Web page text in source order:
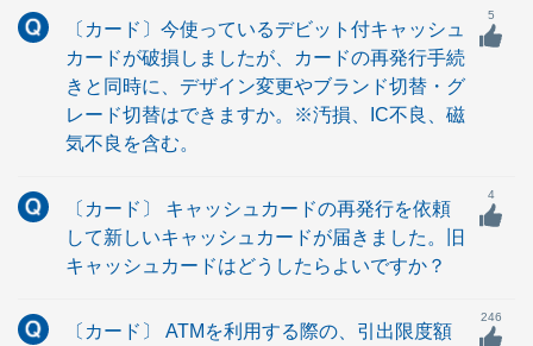
〔カード〕今使っているデビット付キャッシュ
カードが破損しましたが、カードの再発行手続
きと同時に、デザイン変更やブランド切替・グ
レード切替はできますか。※汚損、IC不良、磁
気不良を含む。
5
〔カード〕 キャッシュカードの再発行を依頼
して新しいキャッシュカードが届きました。旧
キャッシュカードはどうしたらよいですか？
4
〔カード〕 ATMを利用する際の、引出限度額
246